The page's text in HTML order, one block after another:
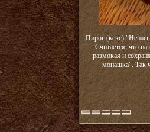
Пирог (кекс)
Считается, что
размокая и
монашка". Так